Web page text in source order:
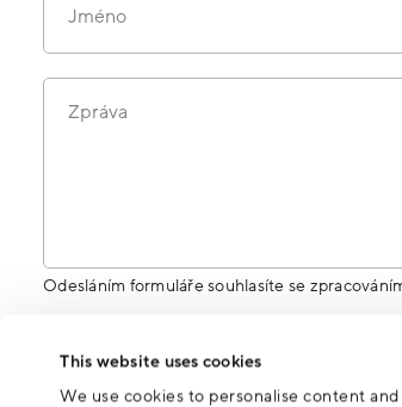
This website uses cookies
We use cookies to personalise content
Jméno
Zpráva
Odesláním formuláře souhlasíte se